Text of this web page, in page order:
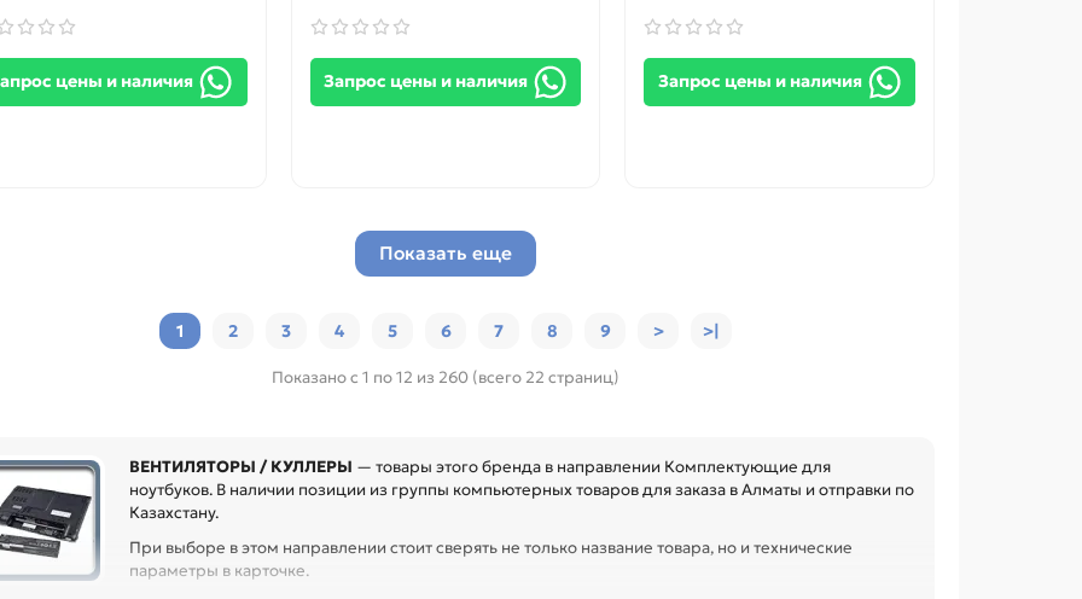
цены и наличия Запрос цены и наличия Запрос цены и наличия
Показать еще
1 2 3 4 5 6 7 8 9 > >|
Показано с 1 по 12 из 260 (всего 22 страниц)
ВЕНТИЛЯТОРЫ / КУЛЛЕРЫ — товары этого бренда в направлении Комплектующие для
ноутбуков. В наличии позиции из группы компьютерных товаров для заказа в Алматы и отправки по
Казахстану.
При выборе в этом направлении стоит сверять не только название товара, но и технические
параметры в карточке.